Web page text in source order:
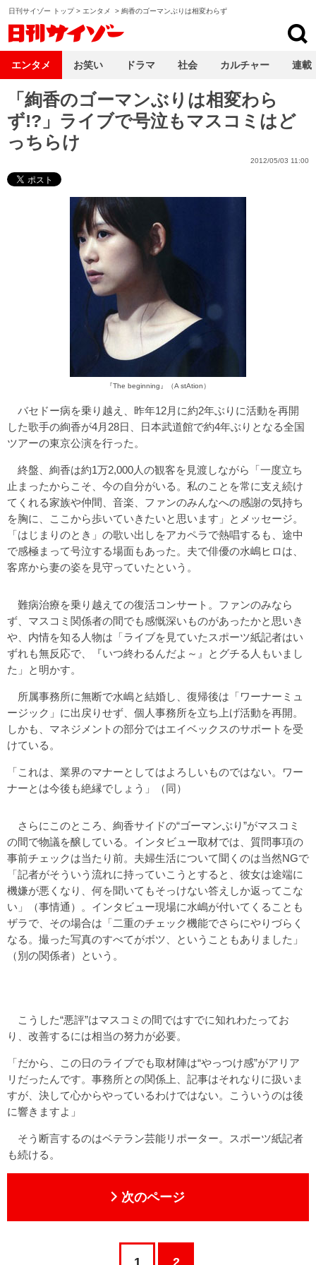
日刊サイゾー トップ> エンタメ > 絢香のゴーマンぶりは相変わらず
「絢香のゴーマンぶりは相変わら
ず!?」ライブで号泣もマスコミはど
っちらけ
2012/05/03 11:00
『The beginning』（A stAtion）
バセドー病を乗り越え、昨年12月に約2年ぶりに活動を再開
した歌手の絢香が4月28日、日本武道館で約4年ぶりとなる全国
ツアーの東京公演を行った。
終盤、絢香は約1万2,000人の観客を見渡しながら「一度立ち
止まったからこそ、今の自分がいる。私のことを常に支え続け
てくれる家族や仲間、音楽、ファンのみんなへの感謝の気持ち
を胸に、ここから歩いていきたいと思います」とメッセージ。
「はじまりのとき」の歌い出しをアカペラで熱唱するも、途中
で感極まって号泣する場面もあった。夫で俳優の水嶋ヒロは、
客席から妻の姿を見守っていたという。
難病治療を乗り越えての復活コンサート。ファンのみなら
ず、マスコミ関係者の間でも感慨深いものがあったかと思いき
や、内情を知る人物は「ライブを見ていたスポーツ紙記者はい
ずれも無反応で、『いつ終わるんだよ～』とグチる人もいまし
た」と明かす。
所属事務所に無断で水嶋と結婚し、復帰後は「ワーナーミュ
ージック」に出戻りせず、個人事務所を立ち上げ活動を再開。
しかも、マネジメントの部分ではエイベックスのサポートを受
けている。
「これは、業界のマナーとしてはよろしいものではない。ワー
ナーとは今後も絶縁でしょう」（同）
さらにこのところ、絢香サイドの“ゴーマンぶり”がマスコミ
の間で物議を醸している。インタビュー取材では、質問事項の
事前チェックは当たり前。夫婦生活について聞くのは当然NGで
「記者がそういう流れに持っていこうとすると、彼女は途端に
機嫌が悪くなり、何を聞いてもそっけない答えしか返ってこな
い」（事情通）。インタビュー現場に水嶋が付いてくることも
ザラで、その場合は「二重のチェック機能でさらにやりづらく
なる。撮った写真のすべてがボツ、ということもありました」
（別の関係者）という。
こうした“悪評”はマスコミの間ではすでに知れわたってお
り、改善するには相当の努力が必要。
「だから、この日のライブでも取材陣は“やっつけ感”がアリア
リだったんです。事務所との関係上、記事はそれなりに扱いま
すが、決して心からやっているわけではない。こういうのは後
に響きますよ」
そう断言するのはベテラン芸能リポーター。スポーツ紙記者
も続ける。
次のページ
1 2
エンタメ お笑い ドラマ 社会 カルチャー 連載